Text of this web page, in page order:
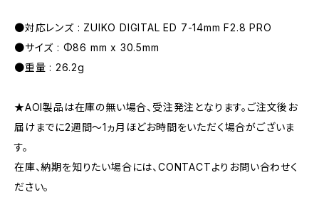
●対応レンズ : ZUIKO DIGITAL ED 7-14mm F2.8 PRO
●サイズ : Φ86 mm x 30.5mm
●重量 : 26.2g
★AOI製品は在庫の無い場合、受注発注となります。ご注文後お
届けまでに2週間〜1ヵ月ほどお時間をいただく場合がございま
す。
在庫、納期を知りたい場合には、CONTACTよりお問い合わせく
ださい。